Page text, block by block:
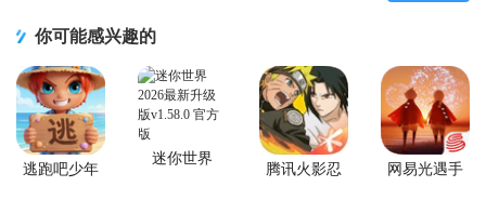
你可能感兴趣的
逃跑吧少年
迷你世界
腾讯火影忍
网易光遇手